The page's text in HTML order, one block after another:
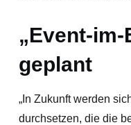
„Event-
geplant
„In Zukunft werden
durchsetzen, die die